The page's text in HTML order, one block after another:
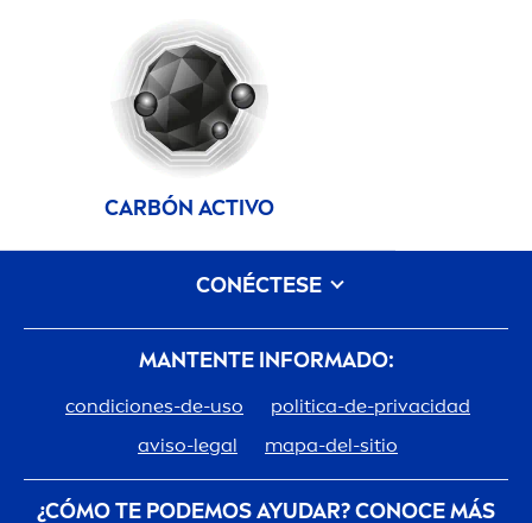
CARBÓN ACTIVO
MANTENTE INFORMADO:
condiciones-de-uso
politica-de-privacidad
aviso-legal
mapa-del-sitio
¿CÓMO TE PODEMOS AYUDAR? CONOCE MÁS
CONÉCTESE